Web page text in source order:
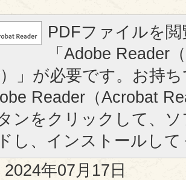
PDFファイルを
「Adobe Reader
」が必要です。お持
Reader（Acrobat
ンをクリックして、
し、インストールし
年07月17日